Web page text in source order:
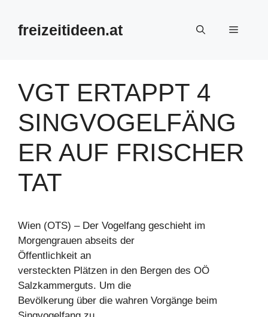
Inhalt
springenfreizeitideen.at Menü
VGT ERTAPPT 4
SINGVOGELFÄNG
ER AUF FRISCHER
TAT
Wien (OTS) – Der Vogelfang geschieht im
Morgengrauen abseits der
Öffentlichkeit an
versteckten Plätzen in den Bergen des OÖ
Salzkammerguts. Um die
Bevölkerung über die wahren Vorgänge beim